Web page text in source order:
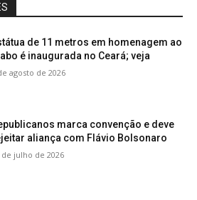
de 11 metros em homenagem ao
é inaugurada no Ceará; veja
agosto de 2026
marca convenção e deve
aliança com Flávio Bolsonaro
de julho de 2026